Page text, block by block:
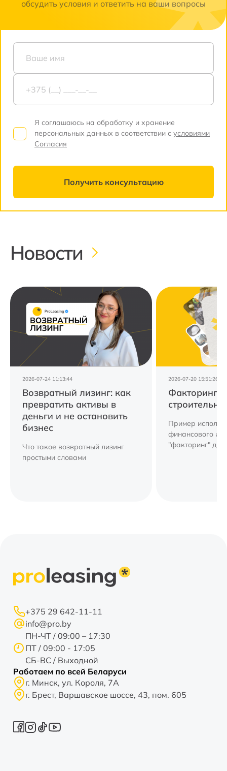
обсудить условия и ответить на ваши вопросы
Я соглашаюсь на обработку и хранение
персональных данных в соответствии с условиями
Согласия
Получить консультацию
Новости
2026-07-24 11:13:44
Возвратный лизинг: как
превратить активы в
деньги и не остановить
бизнес
Что такое возвратный лизинг
простыми словами
2026-07-20 15:51:26
Факторинг
Пример
финансового
"факторинг" для
+375 29 642-11-11
info@pro.by
ПН-ЧТ / 09:00 – 17:30
ПТ / 09:00 - 17:05
СБ-ВС / Выходной
Работаем по всей Беларуси
г. Минск, ул. Короля, 7А
г. Брест, Варшавское шоссе, 43, пом. 605